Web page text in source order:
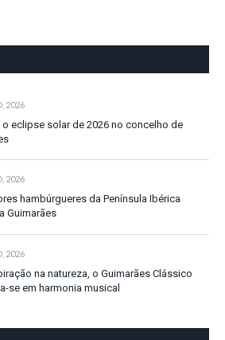
2026
o eclipse solar de 2026 no concelho de
2026
hambúrgueres da Península Ibérica
Guimarães
2026
na natureza, o Guimarães Clássico
se em harmonia musical